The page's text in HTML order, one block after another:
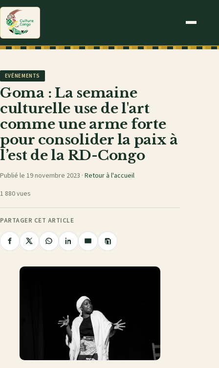
EVÉNEMENTS
Goma : La semaine
culturelle use de l'art
comme une arme forte
pour consolider la paix à
l’est de la RD-Congo
Publié le 19 novembre 2023 · Retour à l'accueil
1 880 vues
PARTAGER CET ARTICLE
Partager
Facebook
PartagerPartagerPartagerPartager
Copier
le